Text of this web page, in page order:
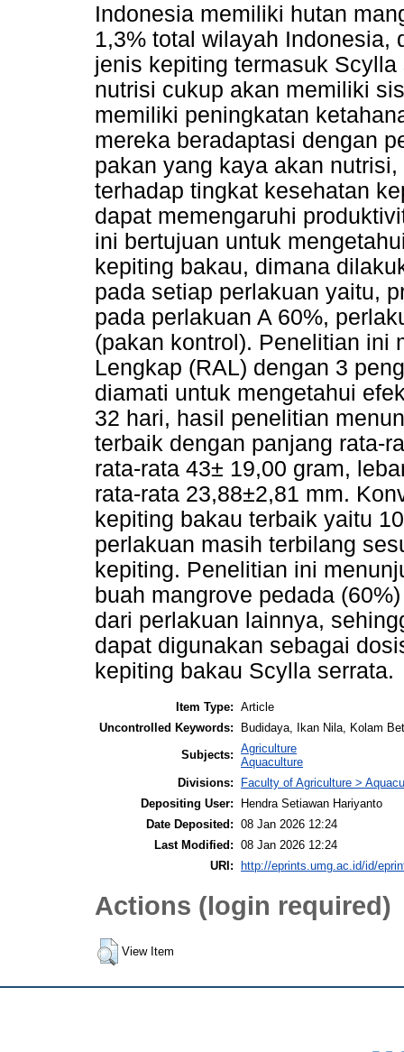
Indonesia memiliki hutan
1,3% total wilayah Indonesia,
jenis kepiting termasuk
nutrisi cukup akan memiliki
memiliki peningkatan
mereka beradaptasi dengan
pakan yang kaya akan
terhadap tingkat kesehatan
dapat memengaruhi
ini bertujuan untuk
kepiting bakau, dimana
pada setiap perlakuan yaitu,
pada perlakuan A 60%,
(pakan kontrol). Penelitian ini
Lengkap (RAL) dengan 3
diamati untuk mengetahui
32 hari, hasil penelitian
terbaik dengan panjang rata-
rata-rata 43± 19,00 gram,
rata-rata 23,88±2,81 mm.
kepiting bakau terbaik yaitu
perlakuan masih terbilang
kepiting. Penelitian ini
buah mangrove pedada
dari perlakuan lainnya,
dapat digunakan sebagai
kepiting bakau Scylla serrata.
Item Type: Article
Uncontrolled Keywords:
Budidaya, Ikan Nila, Kolam
Subjects: Agriculture
Aquaculture
Divisions:
Faculty of Agriculture >
Depositing User:
Hendra Setiawan Hariyanto
Date Deposited: 08 Jan 2026 12:24
Last Modified: 08 Jan 2026 12:24
URI:
http://eprints.umg.ac.id/id/
Actions (login required)
View Item